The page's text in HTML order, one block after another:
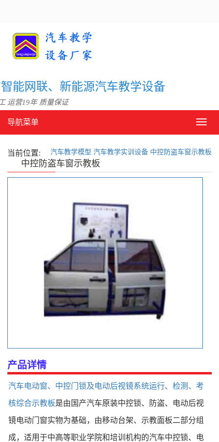
能网联、新能源汽车教学设备
运营19年 质量保证
导
单
导航菜单
当前位置: 汽车教学模型 汽车教学实训设备 中控防盗车窗示教板
中控防盗车窗示教板
产品详情
汽车电动窗、中控门锁及电动后视镜系统运行、检测、考
核综合示教板是由国产汽车原装中控锁、防盗、电动后视
镜电动门窗实物为基础，由移动台架、示教面板二部分组
成，适用于中高等职业学院和培训机构的汽车中控锁、电